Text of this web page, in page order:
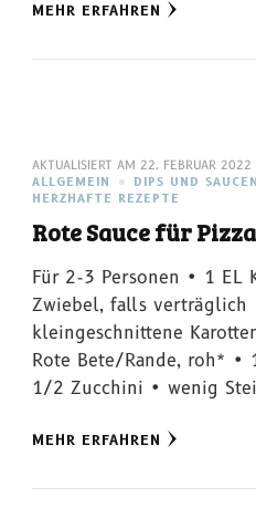
MEHR ERFAHREN
AKTUALISIERT AM 22. FEBRUAR 2022
ALLGEMEIN
DIPS UND SAUCEN
HERZHAFTE REZEPTE
Rote Sauce für
Für 2-3 Personen • 1 EL
Zwiebel, falls verträglich
kleingeschnittene
Rote Bete/Rande, roh*
1/2 Zucchini • wenig
MEHR ERFAHREN